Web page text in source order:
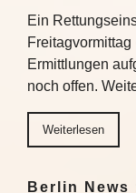
Ein
Ermittlungen
noch offen.
Weiterlesen
Berlin News